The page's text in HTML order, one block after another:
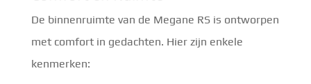
De binnenruimte van de Megane RS is ontworpen
met comfort in gedachten. Hier zijn enkele
kenmerken: